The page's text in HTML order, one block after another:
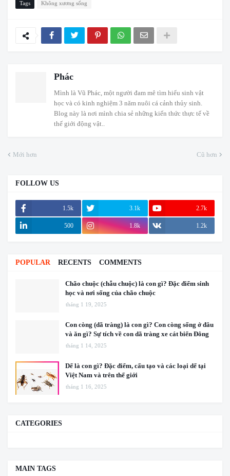
Tags Không xương sống
Phác
Mình là Vũ Phác, một người đam mê tìm hiểu sinh vật
học và có kinh nghiệm 3 năm nuôi cá cảnh thủy sinh.
Blog này là nơi mình chia sẻ những kiến thức thực tế về
thế giới động vật..
Mới hơn Cũ hơn
FOLLOW US
1.5k 3.1k 2.7k
500 1.8k 1.2k
POPULAR RECENTS COMMENTS
Chão chuộc (chẫu chuộc) là con gì? Đặc điểm sinh
học và nơi sống của chão chuộc
tháng 1 19, 2025
Con còng (dã tràng) là con gì? Con còng sống ở đâu
và ăn gì? Sự tích về con dã tràng xe cát biển Đông
tháng 1 14, 2025
Dế là con gì? Đặc điểm, cấu tạo và các loại dế tại
Việt Nam và trên thế giới
tháng 1 16, 2025
CATEGORIES
MAIN TAGS